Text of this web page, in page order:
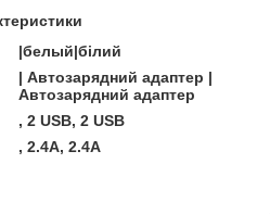
|белый|білий
| Автозарядний адаптер |
Автозарядний адаптер
, 2 USB, 2 USB
, 2.4A, 2.4A